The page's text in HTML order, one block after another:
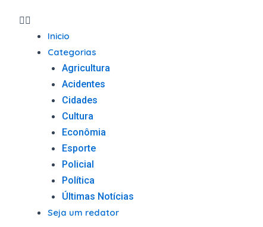
Inicio
Categorias
Agricultura
Acidentes
Cidades
Cultura
Econômia
Esporte
Policial
Política
Últimas Notícias
Seja um redator